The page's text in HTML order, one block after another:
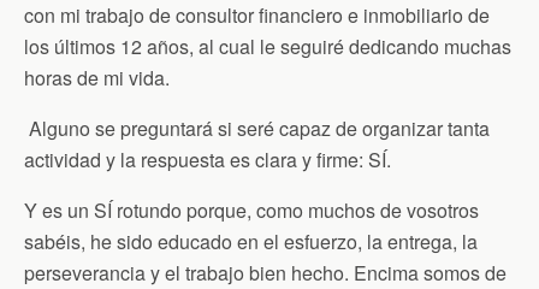
con mi trabajo de consultor financiero e inmobiliario de
los últimos 12 años, al cual le seguiré dedicando muchas
horas de mi vida.
Alguno se preguntará si seré capaz de organizar tanta
actividad y la respuesta es clara y firme: SÍ.
Y es un SÍ rotundo porque, como muchos de vosotros
sabéis, he sido educado en el esfuerzo, la entrega, la
perseverancia y el trabajo bien hecho. Encima somos de